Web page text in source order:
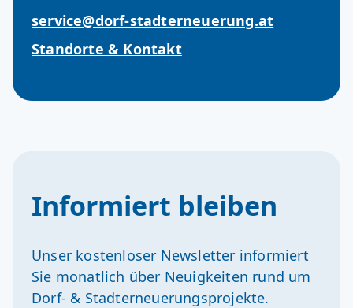
service@dorf-stadterneuerung.at
Standorte & Kontakt
Informiert bleiben
Unser kostenloser Newsletter informiert
Sie monatlich über Neuigkeiten rund um
Dorf- & Stadterneuerungsprojekte.